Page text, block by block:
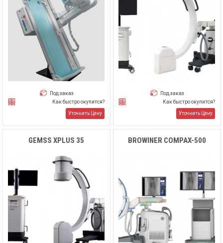
Под заказ
Как быстро окупится?
Уточнить Цену
Под заказ
Как быстро окупится?
Уточнить Цену
GEMSS XPLUS 35 BROWINER COMPAX-500